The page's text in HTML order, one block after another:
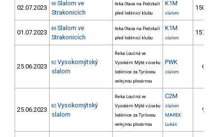
02.07.2023 90 Slalom ve
Strakonicích
řeka Otava na Podskalí
před loděnicí klubu
K1M
slalom
150.
01.07.2023 89 Slalom ve
Strakonicích
řeka Otava na Podskalí
před loděnicí klubu
K1M
slalom
157.
25.06.2023 82 Vysokomýtský
slalom
Řeka Loučná ve
Vysokém Mýtě v úseku
loděnice za Tyršovou
veřejnou plovárnou
PWK
slalom
6.
25.06.2023 82 Vysokomýtský
slalom
Řeka Loučná ve
Vysokém Mýtě v úseku
loděnice za Tyršovou
veřejnou plovárnou
C2M
slalom
MAREK
Lukáš
9.